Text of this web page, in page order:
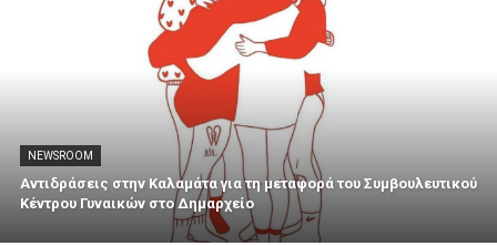
NEWSROOM
Αντιδράσεις στην Καλαμάτα για τη μεταφορά του Συμβουλευτικού
Κέντρου Γυναικών στο Δημαρχείο